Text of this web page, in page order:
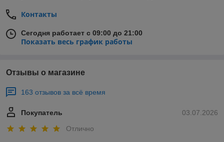
Контакты
Сегодня работает с 09:00 до 21:00
Показать весь график работы
Отзывы о магазине
163 отзывов за всё время
03.07.2026
Покупатель
Отлично